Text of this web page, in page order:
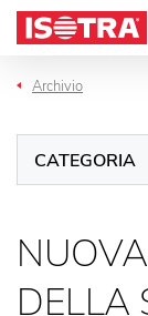
Vai al contenuto
Archivio
CATEGORIA
DELLA